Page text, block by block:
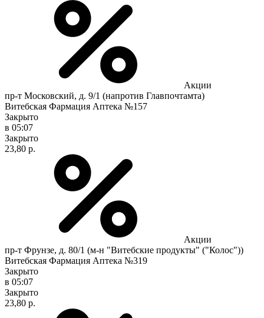
Акции
пр-т Московский, д. 9/1 (напротив Главпочтамта)
Витебская Фармация Аптека №157
Закрыто
в 05:07
Закрыто
23,80 р.
Акции
пр-т Фрунзе, д. 80/1 (м-н "Витебские продукты" ("Колос"))
Витебская Фармация Аптека №319
Закрыто
в 05:07
Закрыто
23,80 р.